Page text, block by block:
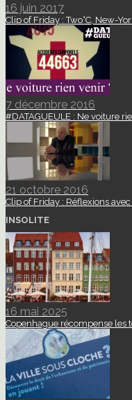
16 juin 2017
Clip of Friday : Two°C, New-
7 décembre 2016
#DATAGUEULE : Ne voiture
21 octobre 2016
Clip of Friday : Réflexions avec
INSOLITE
16 mai 2025
Copenhague récompense les